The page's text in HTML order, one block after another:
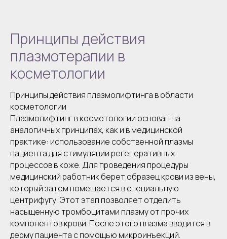
Принципы действия
плазмотерапии в
косметологии
Принципы действия плазмолифтинга в области
косметологии
Плазмолифтинг в косметологии основан на
аналогичных принципах, как и в медицинской
практике: использование собственной плазмы
пациента для стимуляции регенеративных
процессов в коже. Для проведения процедуры
медицинский работник берет образец крови из вены,
который затем помещается в специальную
центрифугу. Этот этап позволяет отделить
насыщенную тромбоцитами плазму от прочих
компонентов крови. После этого плазма вводится в
дерму пациента с помощью микроинъекций.